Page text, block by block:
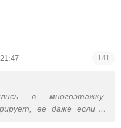
141
в многоэтажку.
ее даже если и